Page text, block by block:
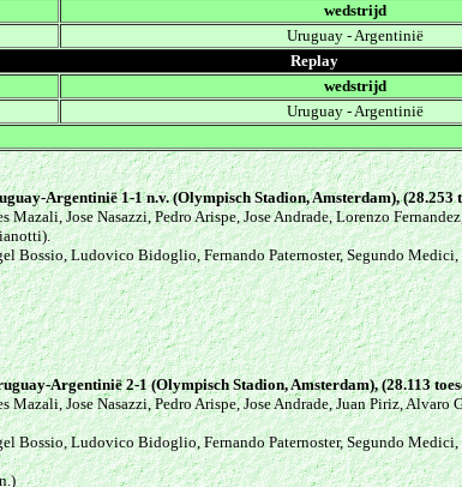
wedstrijd
Uruguay -Argentinië
Replay
wedstrijd
Uruguay -Argentinië
Argentinië 1-1 n.v. (Olympisch Stadion, Amsterdam), (28.253
Mazali, Jose Nasazzi, Pedro Arispe, Jose Andrade, Lorenzo
Bossio, Ludovico Bidoglio, Fernando Paternoster, Segundo
Argentinië2-1 (Olympisch Stadion, Amsterdam), (28.113
Mazali, Jose Nasazzi, Pedro Arispe, Jose Andrade, Juan Piriz,
Bossio, Ludovico Bidoglio, Fernando Paternoster, Segundo